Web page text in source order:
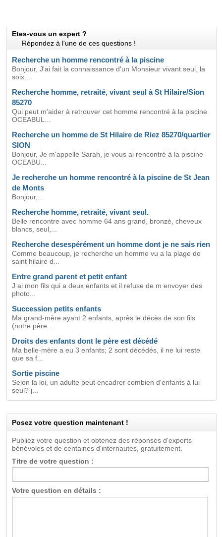
Etes-vous un expert ?
Répondez à l'une de ces questions !
Recherche un homme rencontré à la piscine
Bonjour, J'ai fait la connaissance d'un Monsieur vivant seul, la
soix...
Recherche homme, retraité, vivant seul à St Hilaire/Sion
85270
Qui peut m'aider à retrouver cet homme rencontré à la piscine
OCEABUL...
Recherche un homme de St Hilaire de Riez 85270/quartier
SION
Bonjour, Je m'appelle Sarah, je vous ai rencontré à la piscine
OCEABU...
Je recherche un homme rencontré à la piscine de St Jean
de Monts
Bonjour,...
Recherche homme, retraité, vivant seul.
Belle rencontre avec homme 64 ans grand, bronzé, cheveux
blancs, seul,...
Recherche desespérément un homme dont je ne sais rien
Comme beaucoup, je recherche un homme vu a la plage de
saint hilaire d...
Entre grand parent et petit enfant
J ai mon fils qui a deux enfants et il refuse de m envoyer des
photo...
Succession petits enfants
Ma grand-mère ayant 2 enfants, après le décès de son fils
(notre père...
Droits des enfants dont le père est décédé
Ma belle-mère a eu 3 enfants; 2 sont décédés, il ne lui reste
que sa f...
Sortie piscine
Selon la loi, un adulte peut encadrer combien d'enfants à lui
seul? j...
Posez votre question maintenant !
Publiez votre question et obtenez des réponses d'experts
bénévoles et de centaines d'internautes, gratuitement.
Titre de votre question :
Votre question en détails :